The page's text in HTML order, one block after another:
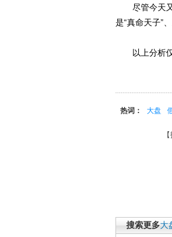
尽管今天又
是“真命天子”
以上分析仅
热词： 大盘
【
搜索更多大